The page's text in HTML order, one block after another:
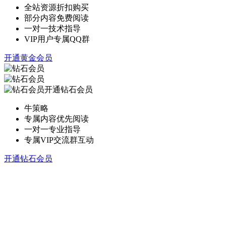
全站资源折扣购买
部分内容免费阅读
一对一技术指导
VIP用户专属QQ群
开通黄金会员
开通钻石会员
牛策略
专属内容优先阅读
一对一专业指导
专属VIP交流群互动
开通钻石会员